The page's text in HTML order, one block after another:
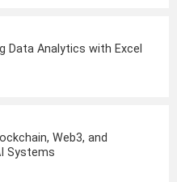
Data Analytics with Excel
Web3, and
Systems